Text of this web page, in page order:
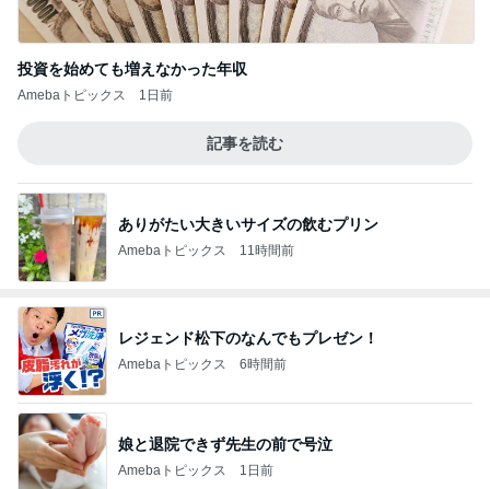
投資を始めても増えなかった年収
Amebaトピックス 1日前
記事を読む
ありがたい大きいサイズの飲むプリン
Amebaトピックス 11時間前
レジェンド松下のなんでもプレゼン！
Amebaトピックス 6時間前
娘と退院できず先生の前で号泣
Amebaトピックス 1日前